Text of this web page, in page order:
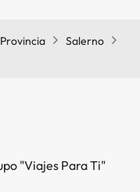
Salerno
"Viajes Para Ti"